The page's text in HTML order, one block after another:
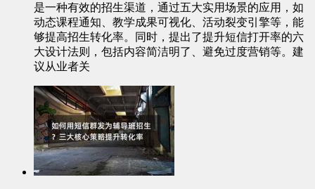
是一种有效的招生渠道，通过五大实用场景的应用，如
动态课程通知、教学成果可视化、活动裂变引擎等，能
够提高招生转化率。同时，提出了提升短信打开率的六
大设计法则，包括内容简洁明了、避免过度营销等。建
议从业者关